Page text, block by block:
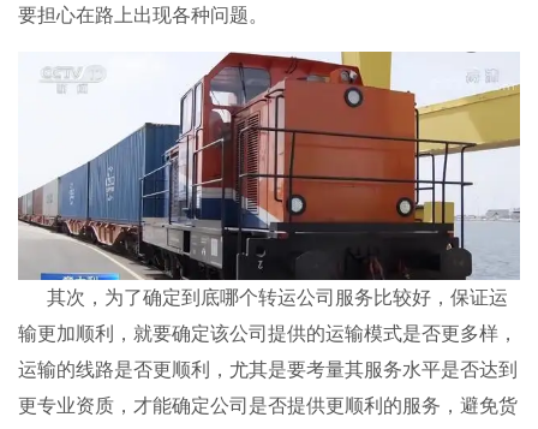
要担心在路上出现各种问题。
其次，为了确定到底哪个转运公司服务比较好，保证运
输更加顺利，就要确定该公司提供的运输模式是否更多样，
运输的线路是否更顺利，尤其是要考量其服务水平是否达到
更专业资质，才能确定公司是否提供更顺利的服务，避免货